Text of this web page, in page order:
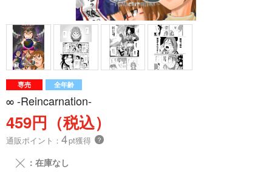
専売 全年齢
∞ -Reincarnation-
459円（税込）
通販ポイント： 4pt獲得 ？
╳ ：在庫なし